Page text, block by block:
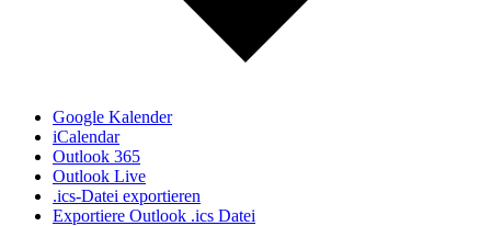
Google Kalender
iCalendar
Outlook 365
Outlook Live
.ics-Datei exportieren
Exportiere Outlook .ics Datei